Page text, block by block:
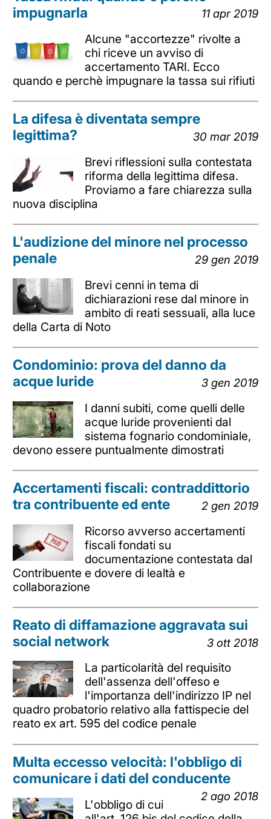
impugnarla
11 apr 2019
Alcune "accortezze" rivolte a
chi riceve un avviso di
accertamento TARI. Ecco
quando e perchè impugnare la tassa sui rifiuti
La difesa è diventata sempre
legittima?
30 mar 2019
Brevi riflessioni sulla contestata
riforma della legittima difesa.
Proviamo a fare chiarezza sulla
nuova disciplina
L'audizione del minore nel processo
penale
29 gen 2019
Brevi cenni in tema di
dichiarazioni rese dal minore in
ambito di reati sessuali, alla luce
della Carta di Noto
Condominio: prova del danno da
acque luride
3 gen 2019
I danni subiti, come quelli delle
acque luride provenienti dal
sistema fognario condominiale,
devono essere puntualmente dimostrati
Accertamenti fiscali: contraddittorio
tra contribuente ed ente
2 gen 2019
Ricorso avverso accertamenti
fiscali fondati su
documentazione contestata dal
Contribuente e dovere di lealtà e
collaborazione
Reato di diffamazione aggravata sui
social network
3 ott 2018
La particolarità del requisito
dell'assenza dell'offeso e
l'importanza dell'indirizzo IP nel
quadro probatorio relativo alla fattispecie del
reato ex art. 595 del codice penale
Multa eccesso velocità: l'obbligo di
comunicare i dati del conducente
2 ago 2018
L'obbligo di cui